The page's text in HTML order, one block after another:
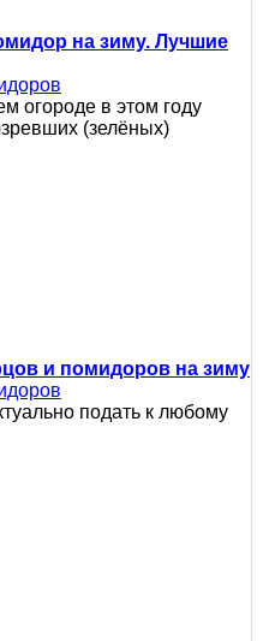
на зиму. Лучшие
огороде в этом году
(зелёных)
и помидоров на зиму
подать к любому